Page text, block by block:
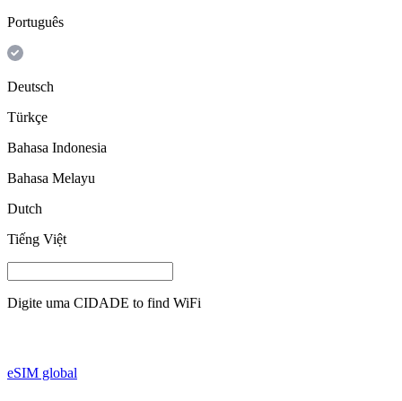
Português
Deutsch
Türkçe
Bahasa Indonesia
Bahasa Melayu
Dutch
Tiếng Việt
Digite uma CIDADE to find WiFi
eSIM global